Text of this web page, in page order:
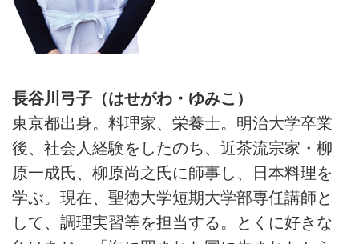
長谷川弓子（はせがわ・ゆみこ）
東京都出身。料理家、栄養士。明治大学卒業
後、社会人経験をしたのち、近茶流宗家・柳
原一成氏、柳原尚之氏に師事し、日本料理を
学ぶ。現在、聖徳大学短期大学部専任講師と
して、調理実習等を担当する。とくに好きな